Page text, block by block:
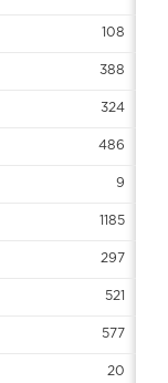
108
388
324
486
9
1185
297
521
577
20